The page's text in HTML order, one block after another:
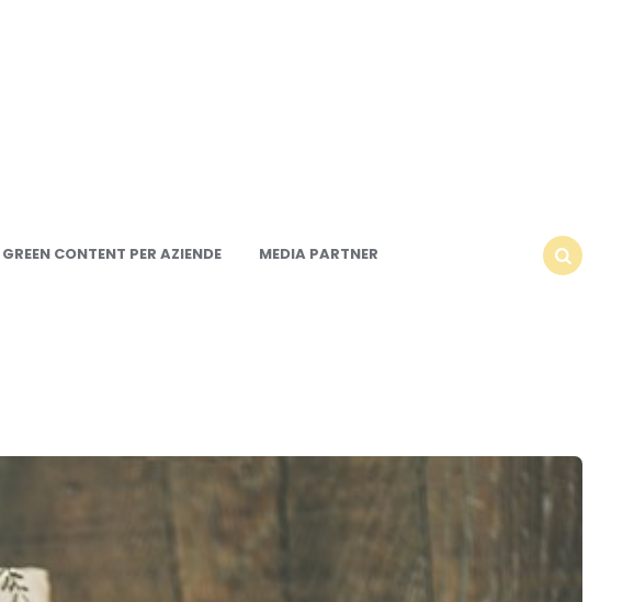
GREEN CONTENT PER AZIENDE
MEDIA PARTNER